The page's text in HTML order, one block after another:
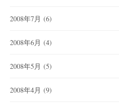
2008年7月 (6)
2008年6月 (4)
2008年5月 (5)
2008年4月 (9)